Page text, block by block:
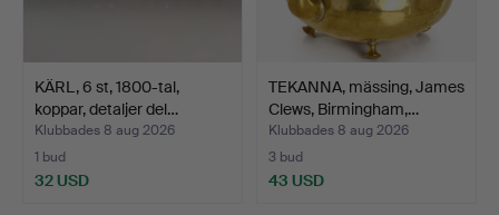
KÄRL, 6 st, 1800-tal,
koppar, detaljer del…
Klubbades 8 aug 2026
1 bud
32 USD
TEKANNA, mässing, James
Clews, Birmingham,…
Klubbades 8 aug 2026
3 bud
43 USD